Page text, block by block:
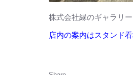
株式会社縁のギャラリ
店内の案内はスタンド